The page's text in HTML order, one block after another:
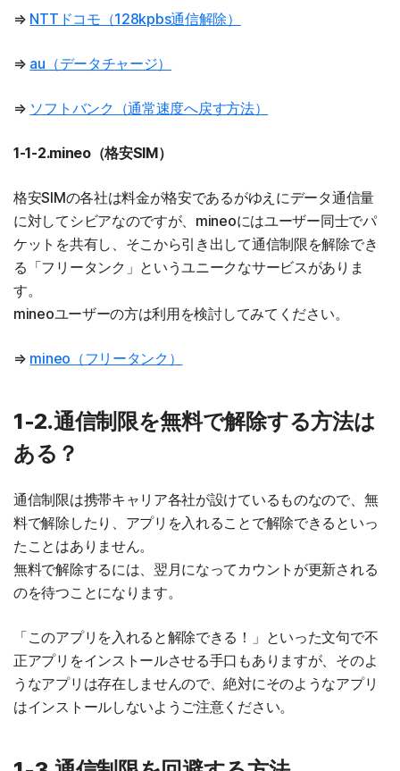
⇒ NTTドコモ（128kpbs通信解除）
⇒ au（データチャージ）
⇒ ソフトバンク（通常速度へ戻す方法）
1-1-2.mineo（格安SIM）
格安SIMの各社は料金が格安であるがゆえにデータ通信量
に対してシビアなのですが、mineoにはユーザー同士でパ
ケットを共有し、そこから引き出して通信制限を解除でき
る「フリータンク」というユニークなサービスがありま
す。
mineoユーザーの方は利用を検討してみてください。
⇒ mineo（フリータンク）
1-2.通信制限を無料で解除する方法は
ある？
通信制限は携帯キャリア各社が設けているものなので、無
料で解除したり、アプリを入れることで解除できるといっ
たことはありません。
無料で解除するには、翌月になってカウントが更新される
のを待つことになります。
「このアプリを入れると解除できる！」といった文句で不
正アプリをインストールさせる手口もありますが、そのよ
うなアプリは存在しませんので、絶対にそのようなアプリ
はインストールしないようご注意ください。